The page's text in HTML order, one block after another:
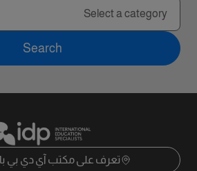
Select a category
Search
تعرف على مكتب آي دي بي